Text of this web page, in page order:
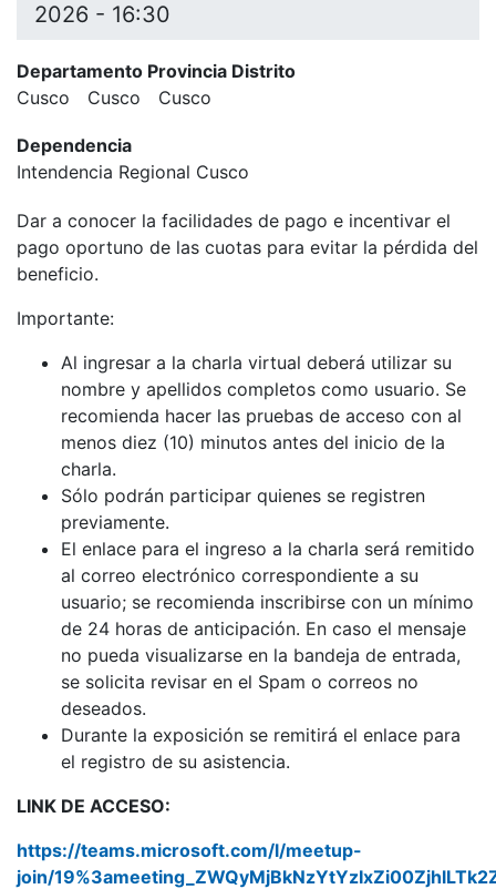
2026 - 16:30
Departamento Provincia Distrito
Cusco
Cusco Cusco
Dependencia
Intendencia Regional Cusco
Dar a conocer la facilidades de pago e incentivar el
pago oportuno de las cuotas para evitar la pérdida del
beneficio.
Importante:
Al ingresar a la charla virtual deberá utilizar su
nombre y apellidos completos como usuario. Se
recomienda hacer las pruebas de acceso con al
menos diez (10) minutos antes del inicio de la
charla.
Sólo podrán participar quienes se registren
previamente.
El enlace para el ingreso a la charla será remitido
al correo electrónico correspondiente a su
usuario; se recomienda inscribirse con un mínimo
de 24 horas de anticipación. En caso el mensaje
no pueda visualizarse en la bandeja de entrada,
se solicita revisar en el Spam o correos no
deseados.
Durante la exposición se remitirá el enlace para
el registro de su asistencia.
LINK DE ACCESO:
https://teams.microsoft.com/l/meetup-
join/